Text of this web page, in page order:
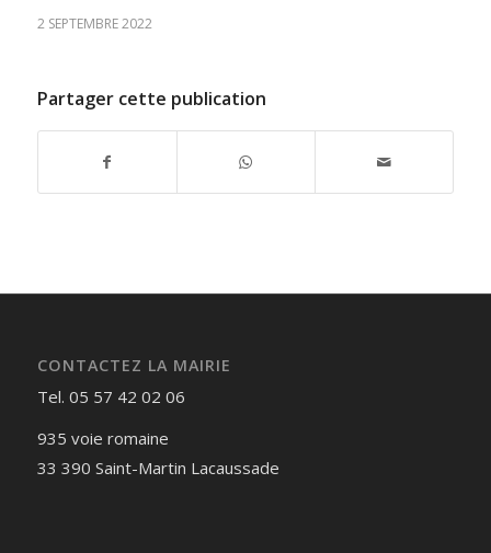
2 SEPTEMBRE 2022
Partager cette publication
CONTACTEZ LA MAIRIE
Tel. 05 57 42 02 06
935 voie romaine
33 390 Saint-Martin Lacaussade